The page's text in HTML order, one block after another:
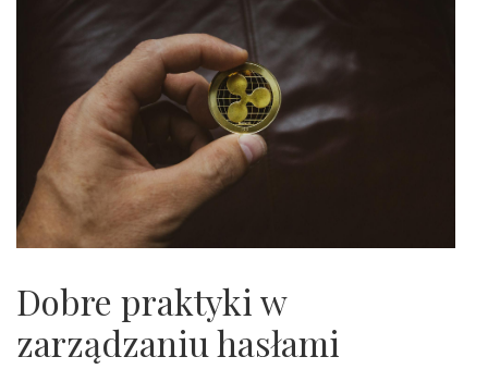
Dobre praktyki w
zarządzaniu hasłami